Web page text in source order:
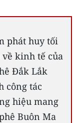
phát huy tối
kinh tế của
Đắk Lắk
công tác
hiệu mang
Buôn Ma